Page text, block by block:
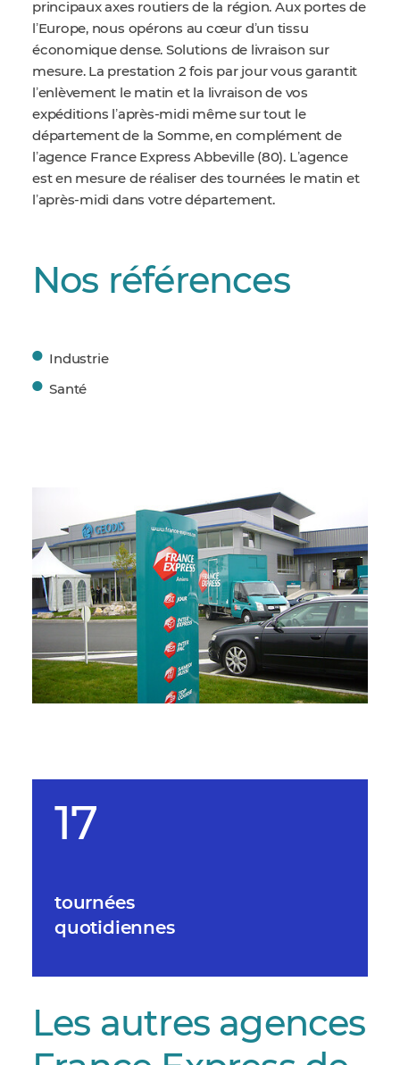
principaux axes routiers de la région. Aux portes de
lʼEurope, nous opérons au cœur dʼun tissu
économique dense. Solutions de livraison sur
mesure. La prestation 2 fois par jour vous garantit
lʼenlèvement le matin et la livraison de vos
expéditions lʼaprès-midi même sur tout le
département de la Somme, en complément de
lʼagence France Express Abbeville (80). Lʼagence
est en mesure de réaliser des tournées le matin et
lʼaprès-midi dans votre département.
Nos références
Industrie
Santé
17
tournées
quotidiennes
Les autres agences